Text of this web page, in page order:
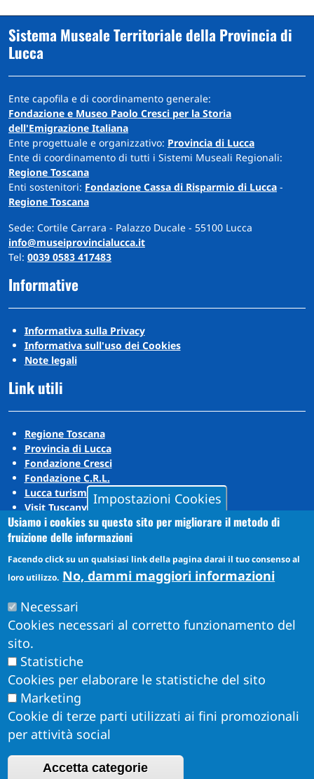
Sistema Museale Territoriale della Provincia di
Lucca
Ente capofila e di coordinamento generale:
Fondazione e Museo Paolo Cresci per la Storia
dell'Emigrazione Italiana
Ente progettuale e organizzativo: Provincia di Lucca
Ente di coordinamento di tutti i Sistemi Museali Regionali:
Regione Toscana
Enti sostenitori: Fondazione Cassa di Risparmio di Lucca -
Regione Toscana
Sede: Cortile Carrara - Palazzo Ducale - 55100 Lucca
info@museiprovincialucca.it
Tel: 0039 0583 417483
Informative
Informativa sulla Privacy
Informativa sull'uso dei Cookies
Note legali
Link utili
Regione Toscana
Provincia di Lucca
Fondazione Cresci
Fondazione C.R.L.
Lucca turismo
Visit Tuscany
Puccini Lands
Social media
YouTube
Impostazioni Cookies
Usiamo i cookies su questo sito per migliorare il metodo di
fruizione delle informazioni
Facendo click su un qualsiasi link della pagina darai il tuo consenso al
loro utilizzo. No, dammi maggiori informazioni
Necessari
Cookies necessari al corretto funzionamento del
sito.
Statistiche
Cookies per elaborare le statistiche del sito
Marketing
Cookie di terze parti utilizzati ai fini promozionali
per attività social
Accetta categorie